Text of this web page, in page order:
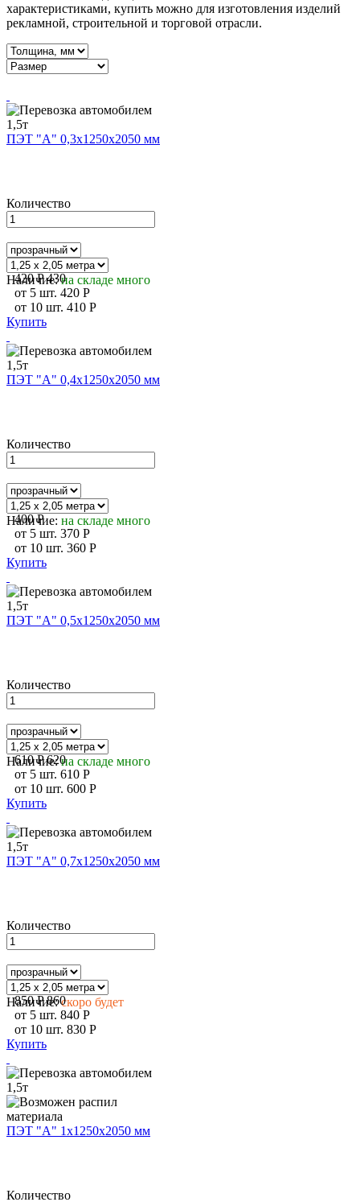
характеристиками, купить можно для изготовления изделий
рекламной, строительной и торговой отрасли.
ПЭТ "А" 0,3х1250х2050 мм
Количество
Наличие: на складе много
420 P 430
от 5 шт. 420 P
от 10 шт. 410 P
Купить
ПЭТ "А" 0,4х1250х2050 мм
Количество
Наличие: на складе много
400 P
от 5 шт. 370 P
от 10 шт. 360 P
Купить
ПЭТ "А" 0,5х1250х2050 мм
Количество
Наличие: на складе много
610 P 620
от 5 шт. 610 P
от 10 шт. 600 P
Купить
ПЭТ "А" 0,7х1250х2050 мм
Количество
Наличие: скоро будет
850 P 860
от 5 шт. 840 P
от 10 шт. 830 P
Купить
ПЭТ "А" 1х1250х2050 мм
Количество